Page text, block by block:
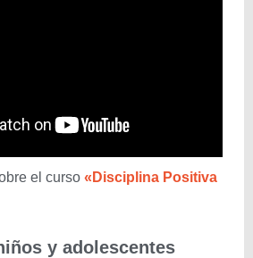
el curso «Disciplina Positiva
y adolescentes